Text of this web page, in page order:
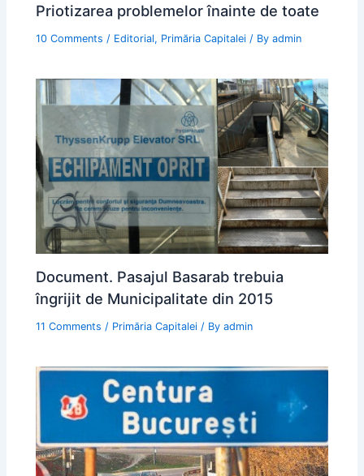
Priotizarea problemelor înainte de toate
10 Comments / Editorial, Primăria Capitalei / Byadmin
Document. Pasajul Basarab trebuia
îngrijit de Municipalitate din 2015
11 Comments / Primăria Capitalei / Byadmin